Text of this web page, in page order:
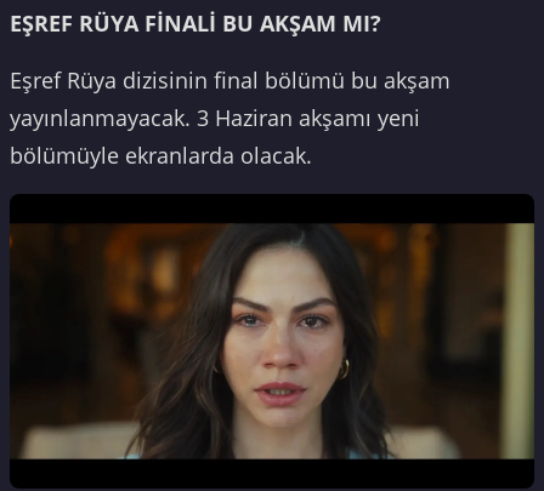
EŞREF RÜYA FİNALİ BU AKŞAM MI?
Eşref Rüya dizisinin final bölümü bu akşam
yayınlanmayacak. 3 Haziran akşamı yeni
bölümüyle ekranlarda olacak.